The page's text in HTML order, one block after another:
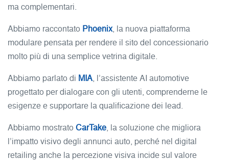
ma complementari.
Abbiamo raccontato Phoenix, la nuova piattaforma
modulare pensata per rendere il sito del concessionario
molto più di una semplice vetrina digitale.
Abbiamo parlato di MIA, l’assistente AI automotive
progettato per dialogare con gli utenti, comprenderne le
esigenze e supportare la qualificazione dei lead.
Abbiamo mostrato CarTake, la soluzione che migliora
l’impatto visivo degli annunci auto, perché nel digital
retailing anche la percezione visiva incide sul valore